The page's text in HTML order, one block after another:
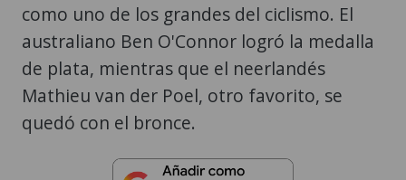
como uno de los grandes del ciclismo. El
australiano Ben O'Connor logró la medalla
de plata, mientras que el neerlandés
Mathieu van der Poel, otro favorito, se
quedó con el bronce.